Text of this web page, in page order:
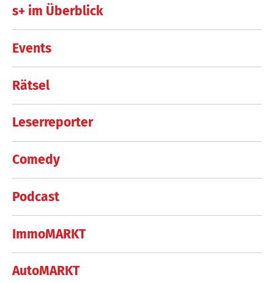
s+ im Überblick
Events
Rätsel
Leserreporter
Comedy
Podcast
ImmoMARKT
AutoMARKT